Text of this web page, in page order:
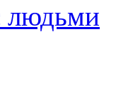
людьми